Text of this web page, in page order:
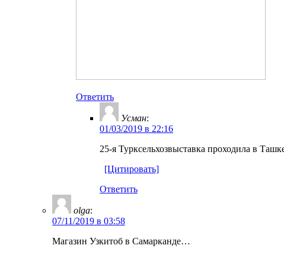
Ответить
Усман:
01/03/2019 в 22:16
25-я Турксельхозвыставка проходила в
[Цитировать]
Ответить
olga:
07/11/2019 в 03:58
Магазин Узкитоб в Самарканде…